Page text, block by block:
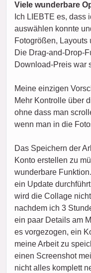
Viele wunderbare
Ich LIEBTE es, dass
auswählen konnte
Fotogrößen, Layouts
Die Drag-and-Drop-
Download-Preis war
Meine einzigen
Mehr Kontrolle über
ohne dass man
wenn man in die
Das Speichern der
Konto erstellen zu
wunderbare
ein Update
wird die Collage
nachdem ich 3
ein paar Details am
es vorgezogen, ein
meine Arbeit zu
einen Screenshot
nicht alles komplett